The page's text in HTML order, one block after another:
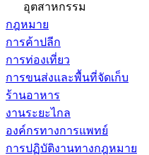
อุตสาหกรรม
กฎหมาย
การค้าปลีก
การท่องเที่ยว
การขนส่งและพื้นที่จัดเก็บ
ร้านอาหาร
งานระยะไกล
องค์กรทางการแพทย์
การปฏิบัติงานทางกฎหมาย